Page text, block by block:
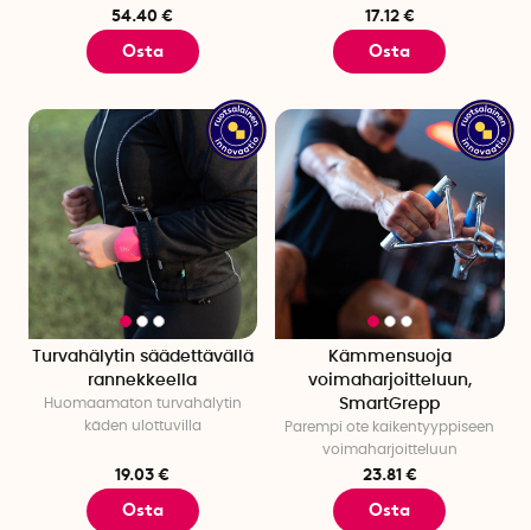
54.40 €
Osta
17.12 €
Osta
Turvahälytin säädettävällä
rannekkeella
Huomaamaton turvahälytin
käden ulottuvilla
19.03 €
Osta
Kämmensuoja
voimaharjoitteluun,
SmartGrepp
Parempi ote kaikentyyppiseen
voimaharjoitteluun
23.81 €
Osta